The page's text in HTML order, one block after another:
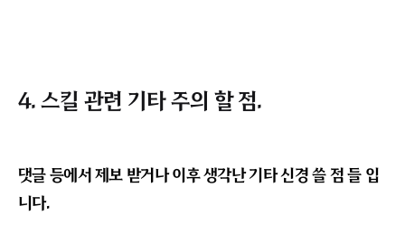
다음은 예전 기준으로 창 끝 판정이 안 터질만한 거리입니
다. 여기서도 동일한 데미지가 뜨는 것을 보니 확실하게
완화가 많이 되었네요.